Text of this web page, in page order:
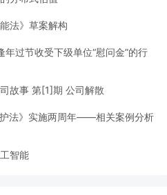
法》草案解构
过节收受下级单位“慰问金”的行
故事 第[1]期 公司解散
护法》实施两周年——相关案例分析
智能